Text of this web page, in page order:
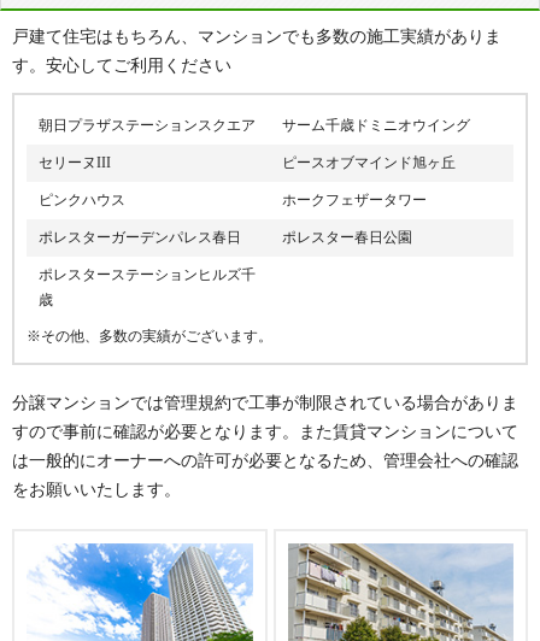
ヤ行 大和、弥生、勇舞
ラ行 蘭越、流通
ワ行
戸建て住宅はもちろん、マンションでも多数の施工実績がありま
す。安心してご利用ください
朝日プラザステーションスクエア サーム千歳ドミニオウイング
セリーヌIII ピースオブマインド旭ヶ丘
ピンクハウス ホークフェザータワー
ポレスターガーデンパレス春日 ポレスター春日公園
ポレスターステーションヒルズ千
歳
※その他、多数の実績がございます。
分譲マンションでは管理規約で工事が制限されている場合がありま
すので事前に確認が必要となります。また賃貸マンションについて
は一般的にオーナーへの許可が必要となるため、管理会社への確認
をお願いいたします。